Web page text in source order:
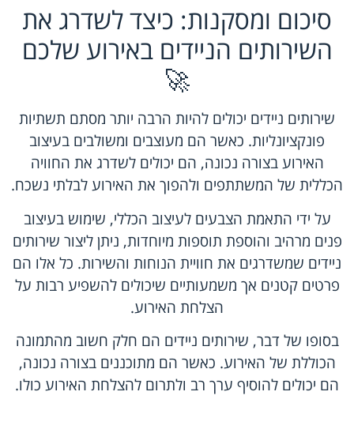
סיכום ומסקנות: כיצד לשדרג את
השירותים הניידים באירוע שלכם
🚀
שירותים ניידים יכולים להיות הרבה יותר מסתם תשתיות
פונקציונליות. כאשר הם מעוצבים ומשולבים בעיצוב
האירוע בצורה נכונה, הם יכולים לשדרג את החוויה
הכללית של המשתתפים ולהפוך את האירוע לבלתי נשכח.
על ידי התאמת הצבעים לעיצוב הכללי, שימוש בעיצוב
פנים מרהיב והוספת תוספות מיוחדות, ניתן ליצור שירותים
ניידים שמשדרגים את חוויית הנוחות והשירות. כל אלו הם
פרטים קטנים אך משמעותיים שיכולים להשפיע רבות על
הצלחת האירוע.
בסופו של דבר, שירותים ניידים הם חלק חשוב מהתמונה
הכוללת של האירוע. כאשר הם מתוכננים בצורה נכונה,
הם יכולים להוסיף ערך רב ולתרום להצלחת האירוע כולו.